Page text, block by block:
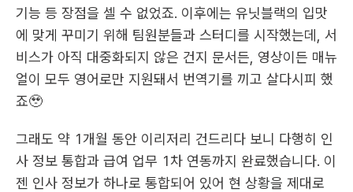
기능 등 장점을 셀 수 없었죠. 이후에는 유닛블랙의 입맛
에 맞게 꾸미기 위해 팀원분들과 스터디를 시작했는데, 서
비스가 아직 대중화되지 않은 건지 문서든, 영상이든 매뉴
얼이 모두 영어로만 지원돼서 번역기를 끼고 살다시피 했
죠🥹
그래도 약 1개월 동안 이리저리 건드리다 보니 다행히 인
사 정보 통합과 급여 업무 1차 연동까지 완료했습니다. 이
젠 인사 정보가 하나로 통합되어 있어 현 상황을 제대로